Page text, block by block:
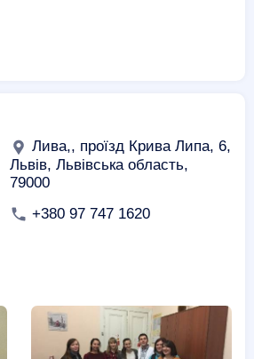
Лива,, проїзд Крива Липа, 6,
Львів, Львівська область,
79000
+380 97 747 1620